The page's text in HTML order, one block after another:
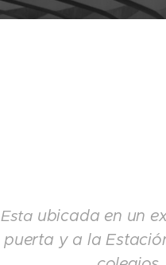
Esta ubicada en un
puerta y a la